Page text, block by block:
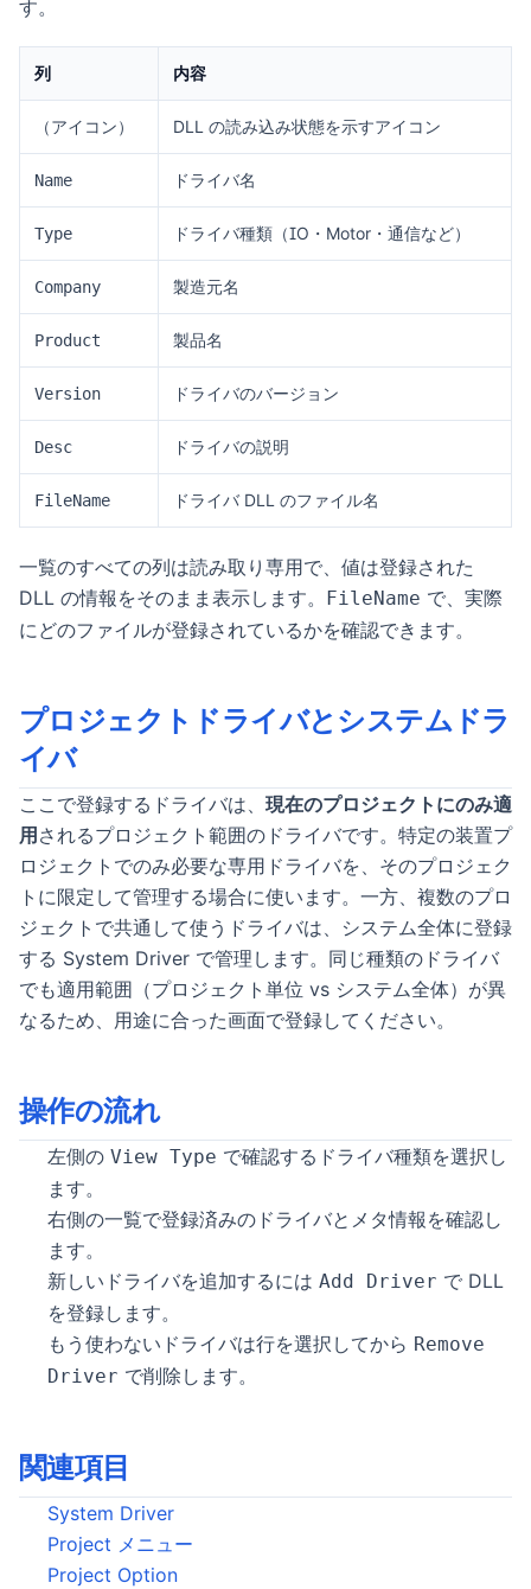
す。
列 内容
（アイコン） DLL の読み込み状態を示すアイコン
Name ドライバ名
Type ドライバ種類（IO・Motor・通信など）
Company 製造元名
Product 製品名
Version ドライバのバージョン
Desc ドライバの説明
FileName ドライバ DLL のファイル名
一覧のすべての列は読み取り専用で、値は登録された
DLL の情報をそのまま表示します。
FileName で、実際
にどのファイルが登録されているかを確認できます。
プロジェクトドライバとシステムドラ
イバ
ここで登録するドライバは、 現在のプロジェクトにのみ適
用 されるプロジェクト範囲のドライバです。特定の装置プ
ロジェクトでのみ必要な専用ドライバを、そのプロジェク
トに限定して管理する場合に使います。一方、複数のプロ
ジェクトで共通して使うドライバは、システム全体に登録
する System Driver で管理します。同じ種類のドライバ
でも適用範囲（プロジェクト単位 vs システム全体）が異
なるため、用途に合った画面で登録してください。
操作の流れ
左側の View Type で確認するドライバ種類を選択し
ます。
右側の一覧で登録済みのドライバとメタ情報を確認し
ます。
新しいドライバを追加するには Add Driver で DLL
を登録します。
もう使わないドライバは行を選択してから Remove
Driver で削除します。
関連項目
System Driver
Project メニュー
Project Option